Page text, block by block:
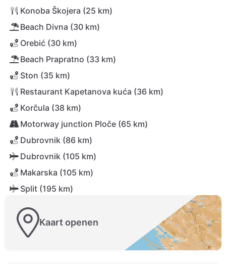
Konoba Škojera (25 km)
Beach Divna (30 km)
Orebić (30 km)
Beach Prapratno (33 km)
Ston (35 km)
Restaurant Kapetanova kuća (36 km)
Korčula (38 km)
Motorway junction Ploče (65 km)
Dubrovnik (86 km)
Dubrovnik (105 km)
Makarska (105 km)
Split (195 km)
Kaart openen